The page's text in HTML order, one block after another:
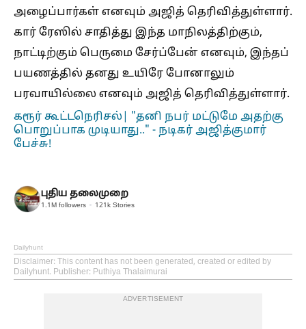
அழைப்பார்கள் எனவும் அஜித் தெரிவித்துள்ளார்.
கார் ரேஸில் சாதித்து இந்த மாநிலத்திற்கும்,
நாட்டிற்கும் பெருமை சேர்ப்பேன் எனவும், இந்தப்
பயணத்தில் தனது உயிரே போனாலும்
பரவாயில்லை எனவும் அஜித் தெரிவித்துள்ளார்.
கரூர் கூட்டநெரிசல்| "தனி நபர் மட்டுமே அதற்கு
பொறுப்பாக முடியாது.." - நடிகர் அஜித்குமார்
பேச்சு!
புதிய தலைமுறை
1.1M followers 121k Stories
Dailyhunt
Disclaimer: This content has not been generated, created or edited by
Dailyhunt. Publisher: Puthiya Thalaimurai
ADVERTISEMENT